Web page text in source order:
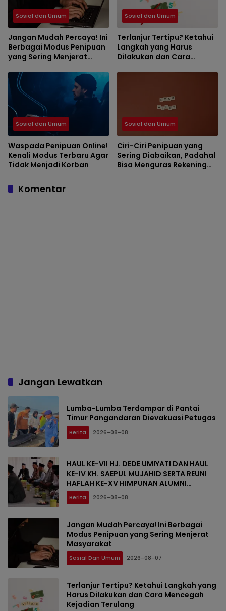
Sosial dan Umum
Jangan Mudah Percaya! Ini
Berbagai Modus Penipuan
yang Sering Menjerat
Sosial dan Umum
Terlanjur Tertipu? Ketahui
Langkah yang Harus
Dilakukan dan Cara
Terulang
Sosial dan Umum
Waspada Penipuan Online!
Kenali Modus Terbaru Agar
Tidak Menjadi Korban
Sosial dan Umum
Ciri-Ciri Penipuan yang
Sering Diabaikan, Padahal
Bisa Menguras Rekening
Komentar
Jangan Lewatkan
Lumba-Lumba Terdampar di Pantai
Timur Pangandaran Dievakuasi Petugas
Berita 2026-08-08
HAUL KE-VII HJ. DEDE UMIYATI DAN HAUL
KE-IV KH. SAEPUL MUJAHID SERTA REUNI
HAFLAH KE-XV HIMPUNAN ALUMNI
DIGELAR DI PONDOK PESANTREN AL-FALAH
SANUSSIYAH
Berita 2026-08-08
Jangan Mudah Percaya! Ini Berbagai
Modus Penipuan yang Sering Menjerat
Masyarakat
Sosial Dan Umum 2026-08-07
Terlanjur Tertipu? Ketahui Langkah yang
Harus Dilakukan dan Cara Mencegah
Kejadian Terulang